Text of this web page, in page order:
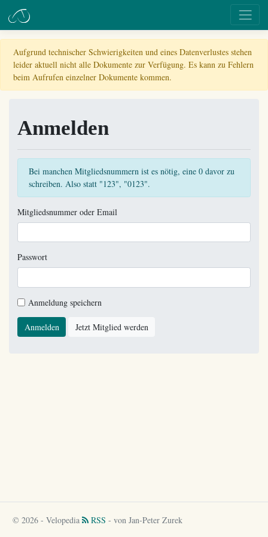
Aufgrund technischer Schwierigkeiten und eines Datenverlustes stehen
leider aktuell nicht alle Dokumente zur Verfügung. Es kann zu Fehlern
beim Aufrufen einzelner Dokumente kommen.
Anmelden
Bei manchen Mitgliedsnummern ist es nötig, eine 0 davor zu
schreiben. Also statt "123", "0123".
Mitgliedsnummer oder Email
Passwort
Anmeldung speichern
Anmelden Jetzt Mitglied werden
© 2026 - Velopedia RSS - von Jan-Peter Zurek